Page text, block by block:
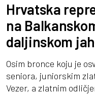
Hrvatska
na
daljinskom
Osim bronce koju je
seniora, juniorskim
Vezer, a zlatnim